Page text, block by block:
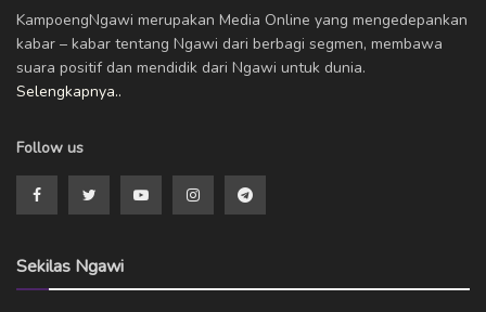
KampoengNgawi merupakan Media Online yang mengedepankan
kabar – kabar tentang Ngawi dari berbagi segmen, membawa
suara positif dan mendidik dari Ngawi untuk dunia.
Selengkapnya..
Follow us
Sekilas Ngawi